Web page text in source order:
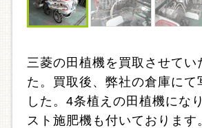
三菱の田植機を買取させてい
た。買取後、弊社の倉庫にて
した。4条植えの田植機にな
スト施肥機も付いております